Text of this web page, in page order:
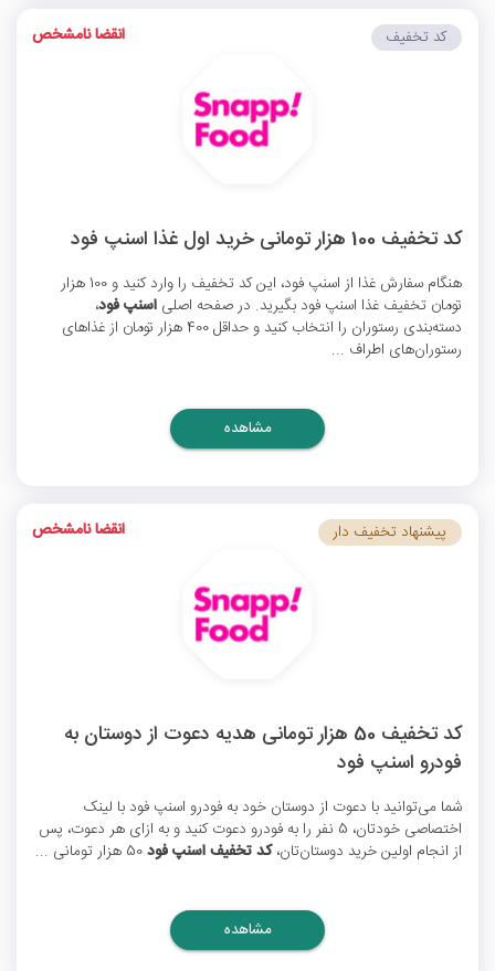
کد تخفیف 100 هزار تومانی خرید اول غذا اسنپ فود
هنگام سفارش غذا از اسنپ فود، این کد تخفیف را وارد کنید و 100 هزار
تومان تخفیف غذا اسنپ فود بگیرید. در صفحه اصلی اسنپ فود،
دسته‌بندی رستوران را انتخاب کنید و حداقل 400 هزار تومان از غذاهای
رستوران‌های اطراف ...
کد تخفیف انقضا نامشخص
مشاهده
کد تخفیف 50 هزار تومانی هدیه دعوت از دوستان به
فودرو اسنپ فود
شما می‌توانید با دعوت از دوستان خود به فودرو اسنپ فود با لینک
اختصاصی خودتان، 5 نفر را به فودرو دعوت کنید و به ازای هر دعوت، پس
از انجام اولین خرید دوستان‌تان،کد تخفیف اسنپ فود
پیشنهاد تخفیف دار انقضا نامشخص
مشاهده